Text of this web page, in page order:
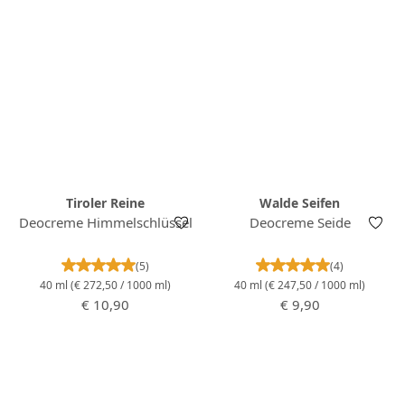
Tiroler Reine
Deocreme Himmelschlüssel
Durchschnittliche Bewertung von 5 von 5
(5)
40 ml (€ 272,50 / 1000 ml)
Regulärer Preis:
€ 10,90
Walde Seifen
Deocreme Seide
(4)
40 ml (€ 247,50 / 1000 ml)
Regulärer Preis:
€ 9,90